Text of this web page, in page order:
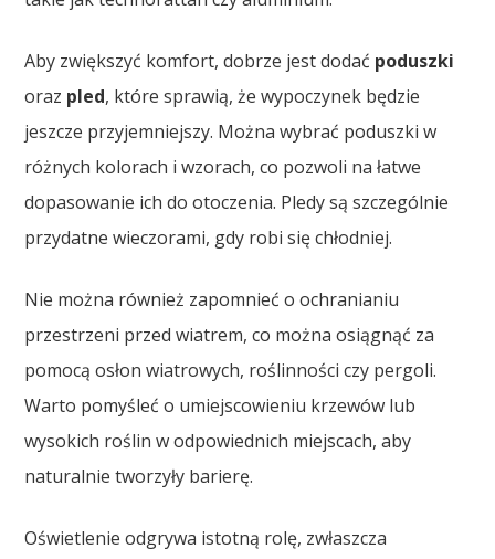
Aby zwiększyć komfort, dobrze jest dodać poduszki
oraz pled, które sprawią, że wypoczynek będzie
jeszcze przyjemniejszy. Można wybrać poduszki w
różnych kolorach i wzorach, co pozwoli na łatwe
dopasowanie ich do otoczenia. Pledy są szczególnie
przydatne wieczorami, gdy robi się chłodniej.
Nie można również zapomnieć o ochranianiu
przestrzeni przed wiatrem, co można osiągnąć za
pomocą osłon wiatrowych, roślinności czy pergoli.
Warto pomyśleć o umiejscowieniu krzewów lub
wysokich roślin w odpowiednich miejscach, aby
naturalnie tworzyły barierę.
Oświetlenie odgrywa istotną rolę, zwłaszcza